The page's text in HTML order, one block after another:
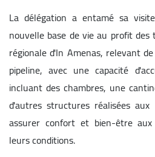
La délégation a entamé sa
nouvelle base de vie au profit
régionale d'In Amenas, relevant
pipeline, avec une capacité
incluant des chambres, une
d'autres structures réalisées
assurer confort et bien-être
leurs conditions.